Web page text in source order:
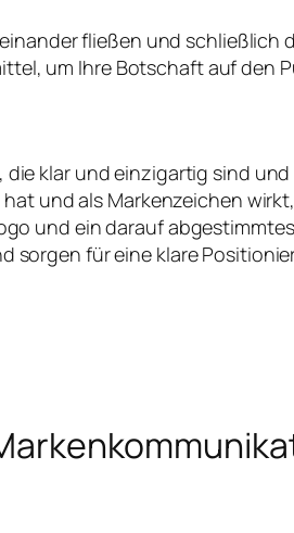
fließen und schließlich
um Ihre Botschaft auf den
klar und einzigartig sind
und als Markenzeichen
und ein darauf
für eine klare